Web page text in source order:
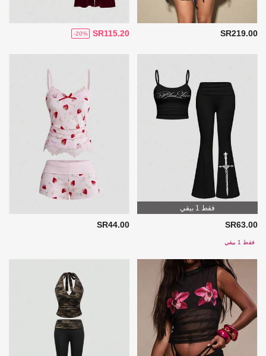
SR219.00
SR115.20
-20%
فقط 1 بيقي
SR63.00
فقط 1 بيقي
SR44.00